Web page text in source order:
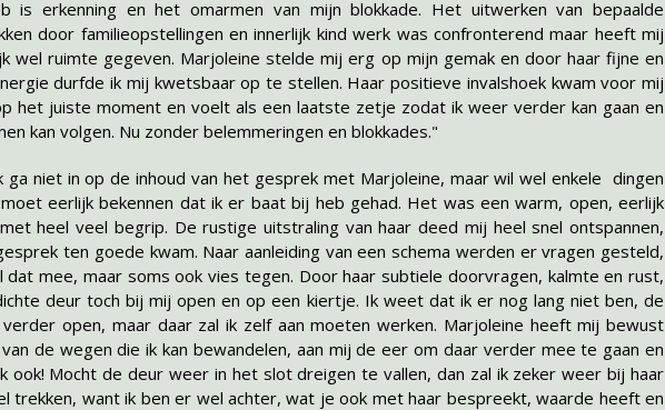
is erkenning en het omarmen van mijn blokkade. Het uitwerken van bepaalde
door familieopstellingen en innerlijk kind werk was confronterend maar heeft mij
wel ruimte gegeven. Marjoleine stelde mij erg op mijn gemak en door haar fijne en
durfde ik mij kwetsbaar op te stellen. Haar positieve invalshoek kwam voor mij
het juiste moment en voelt als een laatste zetje zodat ik weer verder kan gaan en
kan volgen. Nu zonder belemmeringen en blokkades."
ga niet in op de inhoud van het gesprek met Marjoleine, maar wil wel enkele dingen
eerlijk bekennen dat ik er baat bij heb gehad. Het was een warm, open, eerlijk
heel veel begrip. De rustige uitstraling van haar deed mij heel snel ontspannen,
ten goede kwam. Naar aanleiding van een schema werden er vragen gesteld,
dat mee, maar soms ook vies tegen. Door haar subtiele doorvragen, kalmte en rust,
deur toch bij mij open en op een kiertje. Ik weet dat ik er nog lang niet ben, de
open, maar daar zal ik zelf aan moeten werken. Marjoleine heeft mij bewust
de wegen die ik kan bewandelen, aan mij de eer om daar verder mee te gaan en
ook! Mocht de deur weer in het slot dreigen te vallen, dan zal ik zeker weer bij haar
trekken, want ik ben er wel achter, wat je ook met haar bespreekt, waarde heeft en